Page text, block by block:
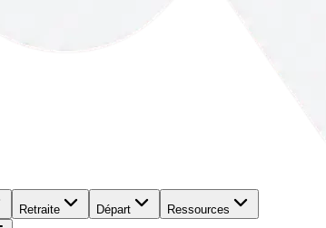
Retraite Départ Ressources